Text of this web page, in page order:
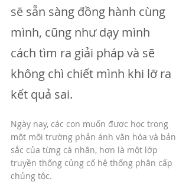
sẽ sẵn sàng đồng hành cùng
mình, cũng như dạy mình
cách tìm ra giải pháp và sẽ
không chì chiết mình khi lỡ ra
kết quả sai.
Ngày nay, các con muốn được học trong
một môi trường phản ánh văn hóa và bản
sắc của từng cá nhân, hơn là một lớp
truyền thống củng cố hệ thống phân cấp
chủng tộc.